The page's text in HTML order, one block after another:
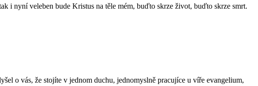
i nyní veleben bude Kristus na těle mém, buďto skrze život, buďto skrze smrt.
o vás, že stojíte v jednom duchu, jednomyslně pracujíce u víře evangelium,